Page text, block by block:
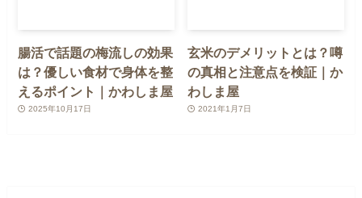
腸活で話題の梅流しの効果
は？優しい食材で身体を整
えるポイント｜かわしま屋
2025年10月17日
玄米のデメリットとは？噂
の真相と注意点を検証｜か
わしま屋
2021年1月7日